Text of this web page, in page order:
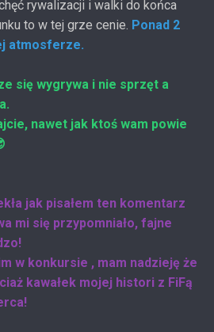
rywalizacji i walki do końca
to w tej grze cenie. Ponad 2
atmosferze.
się wygrywa i nie sprzęt a
nawet jak ktoś wam powie
jak pisałem ten komentarz
mi się przypomniało, fajne
w konkursie , mam nadzieję że
kawałek mojej histori z FiFą